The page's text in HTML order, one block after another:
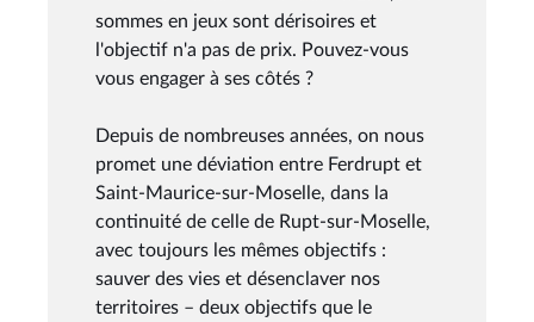
sommes en jeux sont dérisoires et
l'objectif n'a pas de prix. Pouvez-vous
vous engager à ses côtés ?
Depuis de nombreuses années, on nous
promet une déviation entre Ferdrupt et
Saint-Maurice-sur-Moselle, dans la
continuité de celle de Rupt-sur-Moselle,
avec toujours les mêmes objectifs :
sauver des vies et désenclaver nos
territoires – deux objectifs que le